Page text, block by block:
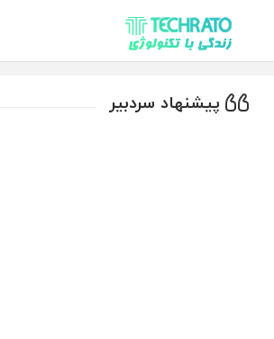
تکراتو – زندگی با تکنولوژی
پیشنهاد سردبیر